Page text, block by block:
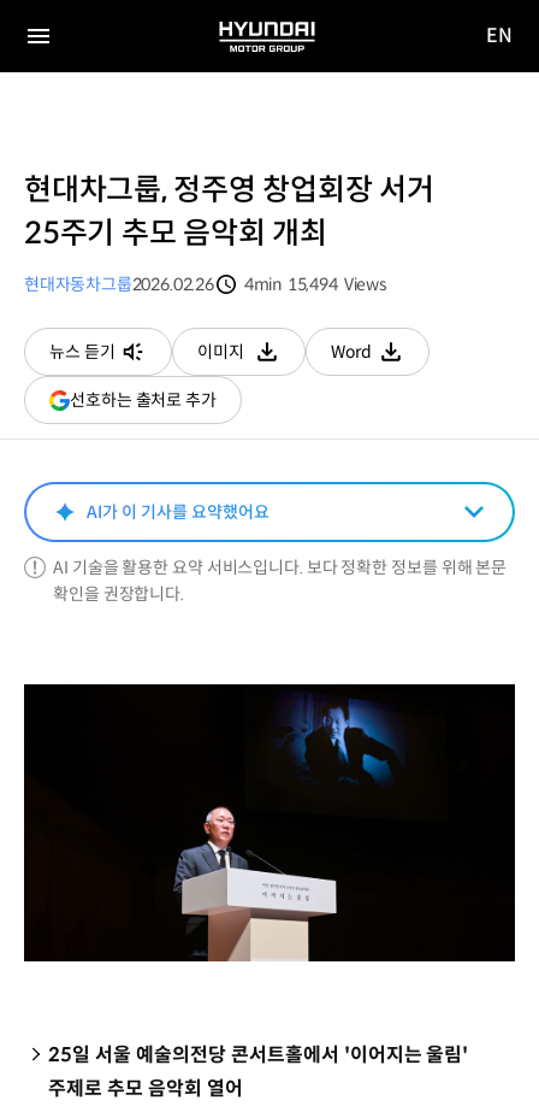
전체
HYUNDAI
MOTOR
EN
현대차그룹, 정주영 창업회장 서거
25주기 추모 음악회 개최
현대자동차그룹2026.02.26
4min 15,494 Views
뉴스 듣기
이미지
다운로드
Word
다운로드
선호하는 출처로 추가(새
창
AI가 이 기사를 요약했어요
AI 기술을 활용한 요약 서비스입니다. 보다 정확한 정보를 위해 본문
확인을 권장합니다.
25일 서울 예술의전당 콘서트홀에서 '이어지는 울림'
주제로 추모 음악회 열어